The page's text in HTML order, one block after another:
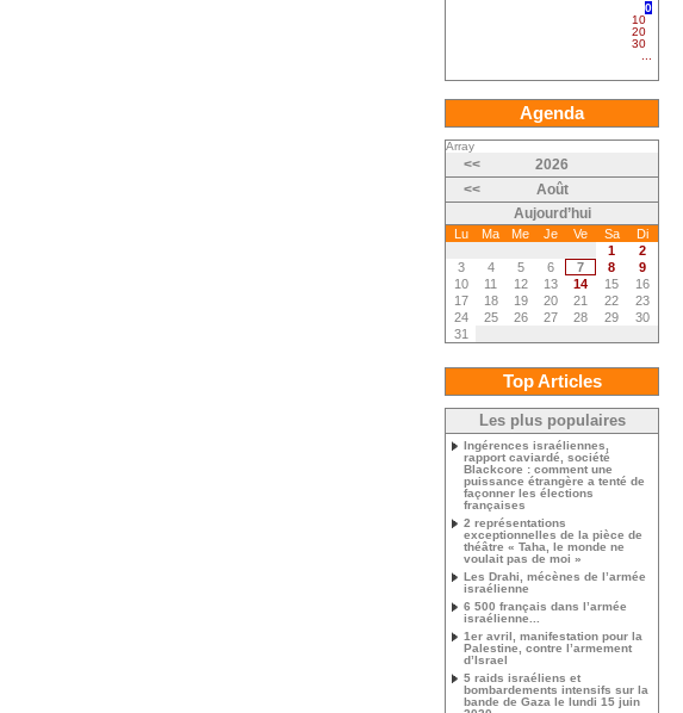
0
10
20
30
Agenda
Array
<<
2026
<<
Août
Aujourd’hui
Lu Ma Me Je Ve Sa
Di
1
2
3
4 5 6 7 8
9
10
11 12 13 14 15
16
17
18 19 20 21 22
23
24
25 26 27 28 29
30
31
Top Articles
Les plus populaires
Ingérences israéliennes,
rapport caviardé, société
Blackcore : comment une
puissance étrangère a tenté de
façonner les élections
françaises
2 représentations
exceptionnelles de la pièce de
théâtre « Taha, le monde ne
voulait pas de moi »
Les Drahi, mécènes de l’armée
israélienne
6 500 français dans l’armée
israélienne...
1er avril, manifestation pour la
Palestine, contre l’armement
d’Israel
5 raids israéliens et
bombardements intensifs sur la
bande de Gaza le lundi 15 juin